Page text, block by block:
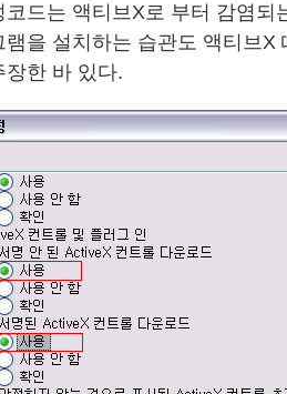
드는 액티브X로 부터 감염되
을 설치하는 습관도 액티브X
장한 바 있다.